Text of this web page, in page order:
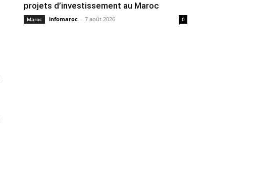
projets d’investissement au Maroc
Maroc infomaroc - 7 août 2026 0